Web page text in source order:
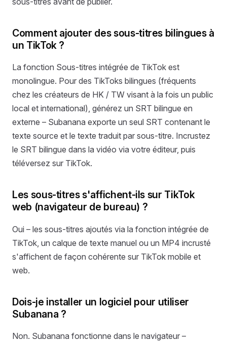
Comment ajouter des sous-titres bilingues à
un TikTok ?
La fonction Sous-titres intégrée de TikTok est
monolingue. Pour des TikToks bilingues (fréquents
chez les créateurs de HK / TW visant à la fois un public
local et international), générez un SRT bilingue en
externe – Subanana exporte un seul SRT contenant le
texte source et le texte traduit par sous-titre. Incrustez
le SRT bilingue dans la vidéo via votre éditeur, puis
téléversez sur TikTok.
Les sous-titres s'affichent-ils sur TikTok
web (navigateur de bureau) ?
Oui – les sous-titres ajoutés via la fonction intégrée de
TikTok, un calque de texte manuel ou un MP4 incrusté
s'affichent de façon cohérente sur TikTok mobile et
web.
Dois-je installer un logiciel pour utiliser
Subanana ?
Non. Subanana fonctionne dans le navigateur –